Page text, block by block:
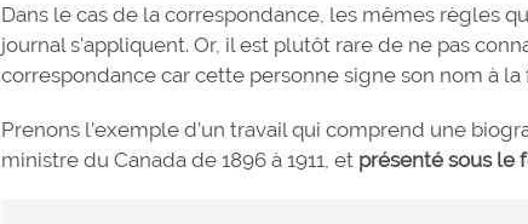
Dans le cas de la correspondance, les mêmes règles
journal s'appliquent. Or, il est plutôt rare de ne pas
correspondance car cette personne signe son nom à la
Prenons l’exemple d’un travail qui comprend une
ministre du Canada de 1896 à 1911, et présenté sous le